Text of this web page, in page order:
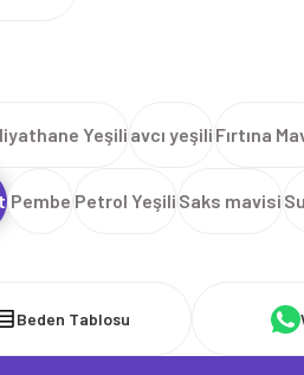
Yeşili avcı yeşili Fırtına
Pembe Petrol Yeşili Saks mavisi
Beden Tablosu